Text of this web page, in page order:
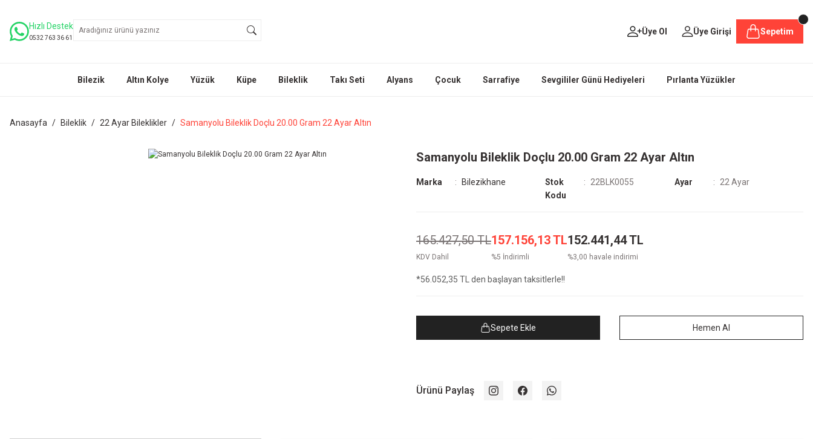
Hızlı Destek
0532 763 36 61
Üye Ol Üye Girişi Sepetim
Bilezik Altın Kolye Yüzük Küpe Bileklik Takı Seti Alyans Çocuk Sarrafiye Sevgililer Günü Hediyeleri Pırlanta Yüzükler
Anasayfa Bileklik 22 Ayar Bileklikler Samanyolu Bileklik Doçlu 20.00 Gram 22 Ayar Altın
Samanyolu Bileklik Doçlu 20.00 Gram 22 Ayar Altın
Marka Bilezikhane
Stok
Kodu
22BLK0055 Ayar 22 Ayar
165.427,50 TL
KDV Dahil
157.156,13 TL
%5 İndirimli
152.441,44 TL
%3,00 havale indirimi
*56.052,35 TL den başlayan taksitlerle!!
Sepete Ekle Hemen Al
Ürünü Paylaş